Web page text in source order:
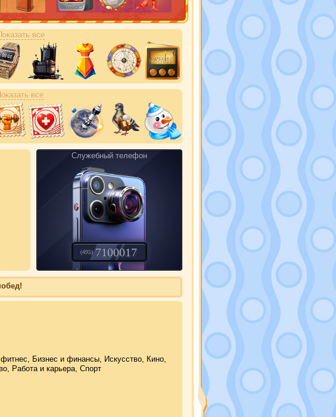
все
все
Служебный телефон
(495) 7100017
Бизнес и финансы, Искусство, Кино,
Работа и карьера, Спорт